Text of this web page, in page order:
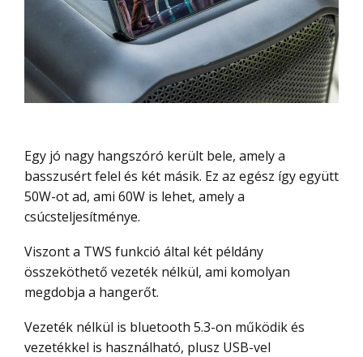
Egy jó nagy hangszóró került bele, amely a
basszusért felel és két másik. Ez az egész így együtt
50W-ot ad, ami 60W is lehet, amely a
csúcsteljesítménye.
Viszont a TWS funkció által két példány
összeköthető vezeték nélkül, ami komolyan
megdobja a hangerőt.
Vezeték nélkül is bluetooth 5.3-on működik és
vezetékkel is használható, plusz USB-vel